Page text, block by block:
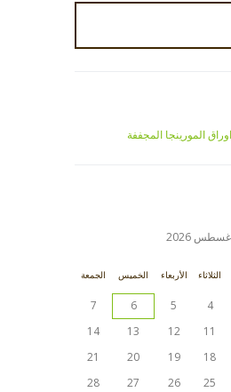
اوراق المورينجا المجففة
2026
الثلاثاء الأربعاء الخميس الجمعة
4
5
6
7
11
12
13
14
18
19
20
21
25
26
27
28